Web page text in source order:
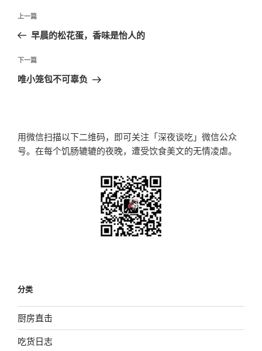
文
导
航
上
一
文
章
上一篇
早晨的松花蛋，香味是怡人的
下
一
下一篇
唯小笼包不可辜负
用微信扫描以下二维码，即可关注「深夜谈吃」微信公众
号。在每个饥肠辘辘的夜晚，遭受饮食美文的无情凌虐。
分类
厨房直击
吃货日志